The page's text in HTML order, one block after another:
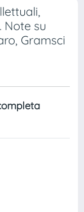
Note su
Gramsci